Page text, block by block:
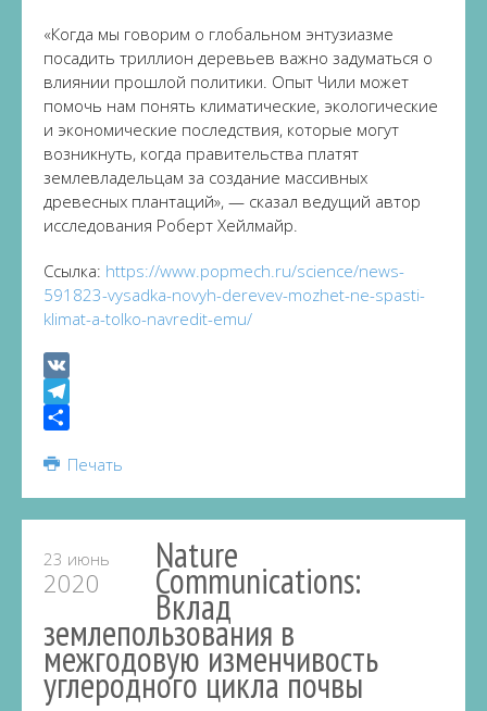
«Когда мы говорим о глобальном энтузиазме
посадить триллион деревьев важно задуматься о
влиянии прошлой политики. Опыт Чили может
помочь нам понять климатические, экологические
и экономические последствия, которые могут
возникнуть, когда правительства платят
землевладельцам за создание массивных
древесных плантаций», — сказал ведущий автор
исследования Роберт Хейлмайр.
Ссылка: https://www.popmech.ru/science/news-
591823-vysadka-novyh-derevev-mozhet-ne-spasti-
klimat-a-tolko-navredit-emu/
VK
Telegram
Печать
23 июнь
2020
Nature
Communications:
Вклад
землепользования в
межгодовую изменчивость
углеродного цикла почвы